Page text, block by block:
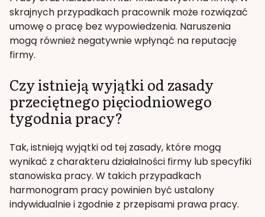
skrajnych przypadkach pracownik może rozwiązać
umowę o pracę bez wypowiedzenia. Naruszenia
mogą również negatywnie wpłynąć na reputację
firmy.
Czy istnieją wyjątki od zasady
przeciętnego pięciodniowego
tygodnia pracy?
Tak, istnieją wyjątki od tej zasady, które mogą
wynikać z charakteru działalności firmy lub specyfiki
stanowiska pracy. W takich przypadkach
harmonogram pracy powinien być ustalony
indywidualnie i zgodnie z przepisami prawa pracy.